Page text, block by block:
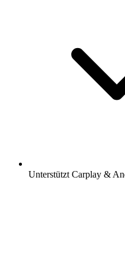
Unterstützt Carplay &